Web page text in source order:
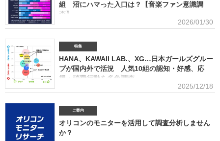
(2026年4月)ストリーミング影響分析分析（TikTok＆YouTube）2026TikTokトレンドがどのよ
うにストリーミングに影響を与えたかを、YouTubeの順位推移とともにグラフ化(2026年2月)音
楽パッケージの購入行動に関する調査
組 沼にハマった入口は？【音楽ファン意識調
査】
ORICON BiZ onlineでは「2025年に好きになったアーティスト」のア
年、2024年に続いて5回目。直近2年の得票数はMrs. GREEN APPLEがダントツだったが、
2025年の音楽シーンにおいて最も多くの“新規ファン”を獲得したアーティストは誰だったの
か、得票数TOP15（13位が同率4組だったため計16組）を紹介する。 本調査は、2025年12
月12日～18日にインターネットで実施。10～50代男女の回答者全体（4576人）のうち、
「2025年1～12月の期間に初めて好きになった音楽アーティストはいますか（※2024年以前か
らずっと好きというアーティストは対象外）」との問いに「いる」と答えた人（1833人＝全体
2026/01/30
特集
HANA、KAWAII LAB.、XG…日本ガールズグルー
プが国内外で活況 人気10組の認知・好感、応
援・消費行動を多角調査
日本のガールズグループシーンでは近年、BMSG×ちゃんみながタッグ
グで鮮烈な初登場1位デビュー、アソビシステムからFRUITS ZIPPERを筆頭とするKAWAII
LAB.所属のグループがSNSを通じて続々と台頭、メンバー7人全員が日本人ながら海外を主戦
場としているXGの国内外での大旋風など活況をみせている。オリコンリサーチではガールズグ
ループ10組を対象とし、認知経路、イメージ、情報源、推し活・消費行動などを多角的に調査
2025/12/18
ご案内
オリコンのモニターを活用して調査分析しません
か？